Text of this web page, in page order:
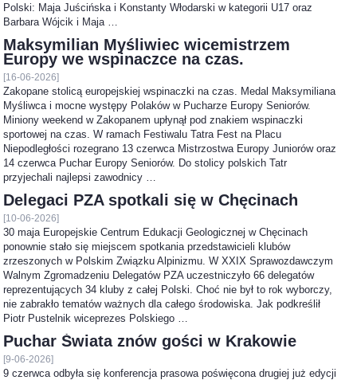
Polski: Maja Juścińska i Konstanty Włodarski w kategorii U17 oraz
Barbara Wójcik i Maja …
Maksymilian Myśliwiec wicemistrzem
Europy we wspinaczce na czas.
[16-06-2026]
Zakopane stolicą europejskiej wspinaczki na czas. Medal Maksymiliana
Myśliwca i mocne występy Polaków w Pucharze Europy Seniorów.
Miniony weekend w Zakopanem upłynął pod znakiem wspinaczki
sportowej na czas. W ramach Festiwalu Tatra Fest na Placu
Niepodległości rozegrano 13 czerwca Mistrzostwa Europy Juniorów oraz
14 czerwca Puchar Europy Seniorów. Do stolicy polskich Tatr
przyjechali najlepsi zawodnicy …
Delegaci PZA spotkali się w Chęcinach
[10-06-2026]
30 maja Europejskie Centrum Edukacji Geologicznej w Chęcinach
ponownie stało się miejscem spotkania przedstawicieli klubów
zrzeszonych w Polskim Związku Alpinizmu. W XXIX Sprawozdawczym
Walnym Zgromadzeniu Delegatów PZA uczestniczyło 66 delegatów
reprezentujących 34 kluby z całej Polski. Choć nie był to rok wyborczy,
nie zabrakło tematów ważnych dla całego środowiska. Jak podkreślił
Piotr Pustelnik wiceprezes Polskiego …
Puchar Świata znów gości w Krakowie
[9-06-2026]
9 czerwca odbyła się konferencja prasowa poświęcona drugiej już edycji